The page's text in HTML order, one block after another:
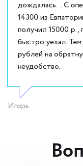
дождалась... С
14300 из
получил 15000 р.,
быстро уехал.
рублей на
неудобство.
Игорь